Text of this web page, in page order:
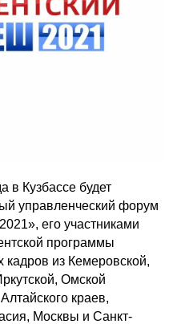
в Кузбассе будет
управленческий форум
его участниками
программы
кадров из Кемеровской,
Омской
краев,
Москвы и Санкт-